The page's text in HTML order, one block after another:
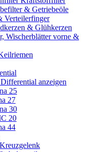
& Getriebeöle
Verteilerfinger
& Glühkerzen
Wischerblätter vorne &
anzeigen
25
27
30
20
44